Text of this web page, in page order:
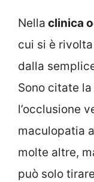
Nella clinica
cui si è
dalla
Sono citate
l’occlusione
maculopatia
molte altre,
può solo